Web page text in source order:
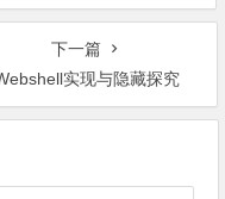
下一篇
实现与隐藏探究